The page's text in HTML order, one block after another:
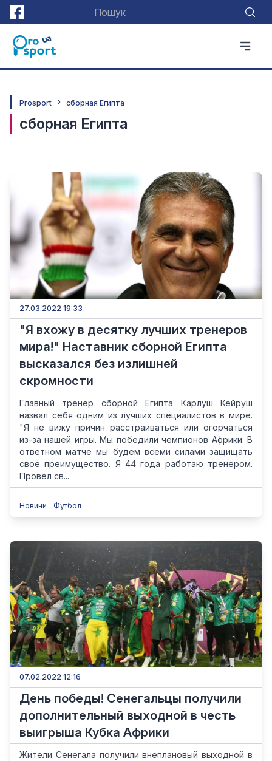
Prosport сборная Египта
сборная Египта
27.03.2022 19:33
"Я вхожу в десятку лучших тренеров
мира!" Наставник сборной Египта
высказался без излишней
скромности
Главный тренер сборной Египта Карлуш Кейруш
назвал себя одним из лучших специалистов в мире.
"Я не вижу причин расстраиваться или огорчаться
из-за нашей игры. Мы победили чемпионов Африки. В
ответном матче мы будем всеми силами защищать
своё преимущество. Я 44 года работаю тренером.
Провёл св...
Новини Футбол
07.02.2022 12:16
День победы! Сенегальцы получили
дополнительный выходной в честь
выигрыша Кубка Африки
Жители Сенегала получили внеплановый выходной в